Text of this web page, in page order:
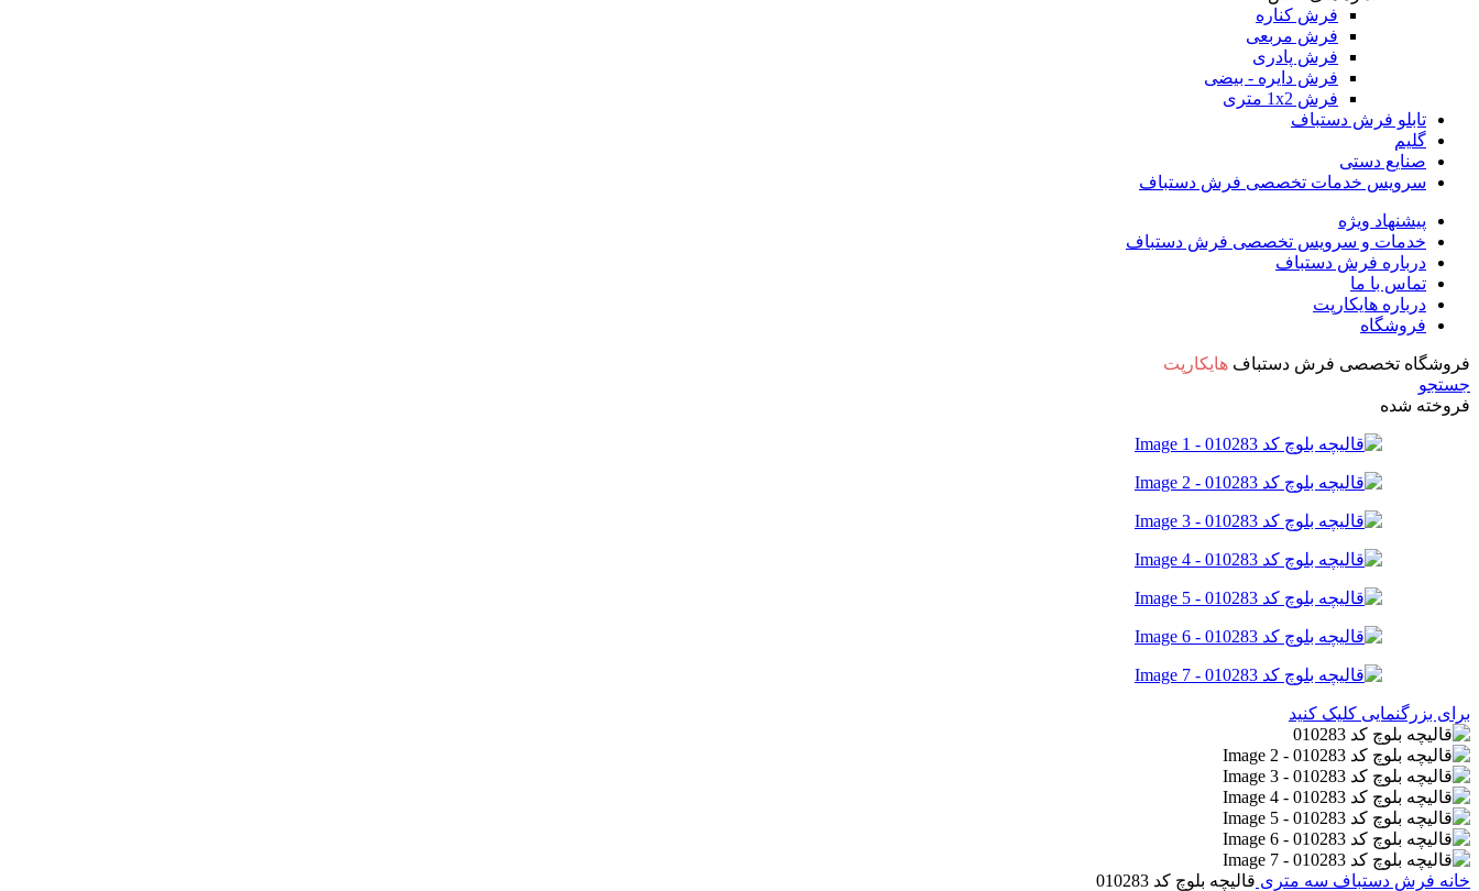
فرش کناره
فرش مربعی
فرش پادری
فرش دایره - بیضی
فرش 1x2 متری
تابلو فرش دستباف
گلیم
صنایع دستی
سرویس خدمات تخصصی فرش دستباف
پیشنهاد ویژه
خدمات و سرویس تخصصی فرش دستباف
درباره فرش دستباف
تماس با ما
درباره هایکارپت
فروشگاه
فروشگاه تخصصی فرش دستباف هایکارپت
جستجو
فروخته شده
برای بزرگنمایی کلیک کنید
خانه فرش دستباف سه متری قالیچه بلوچ کد 010283